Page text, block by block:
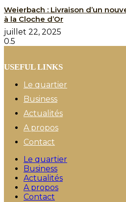
Weierbach : Livraison d’un
à la Cloche d’Or
juillet 22, 2025
USEFUL LINKS
Le quartier
Business
Actualités
A propos
Contact
Le quartier
Business
Actualités
A propos
Contact